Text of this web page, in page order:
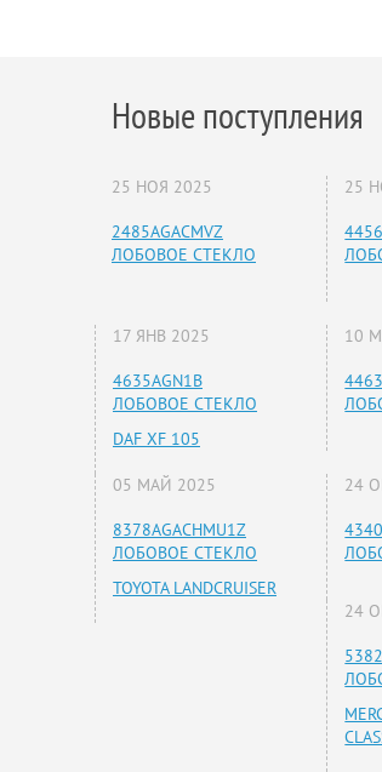
Новые поступления
25 НОЯ 2025
2485AGACMVZ
ЛОБОВОЕ СТЕКЛО
25
17 ЯНВ 2025
4635AGN1B
ЛОБОВОЕ СТЕКЛО
DAF XF 105
10
05 МАЙ 2025
8378AGACHMU1Z
ЛОБОВОЕ СТЕКЛО
TOYOTA LANDCRUISER
24
24